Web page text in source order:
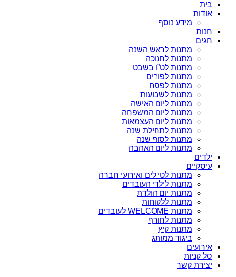
בית
אודות
מידע נוסף
חנות
חגים
מתנות לראש השנה
מתנות לחנוכה
מתנות לט”ו בשבט
מתנות לפורים
מתנות לפסח
מתנות לשבועות
מתנות ליום האישה
מתנות ליום המשפחה
מתנות ליום העצמאות
מתנות לתחילת שנה
מתנות לסוף שנה
מתנות ליום האהבה
ילדים
עיסקיים
מתנות לטיולים ואירועי חברה
מתנות לילדי העובדים
מתנות יום הולדת
מתנות ללקוחות
מתנות WELCOME לעובדים
מתנות לחורף
מתנות קיץ
ביגוד ממותג
אירועים
סל קניות
יצירת קשר